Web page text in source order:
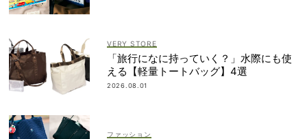
VERY STORE
「旅行になに持っていく？」水際にも使
える【軽量トートバッグ】4選
2026.08.01
ファッション